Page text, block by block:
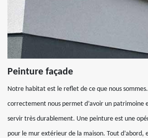
Peinture façade
Notre habitat est le reflet de ce que nous
correctement nous permet d’avoir un patrimoine
servir très durablement. Une peinture est une
pour le mur extérieur de la maison. Tout d’abord,